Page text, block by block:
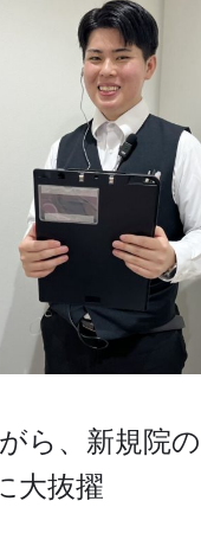
ら、新規院
大抜擢